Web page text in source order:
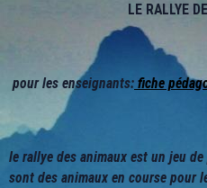
LE RALLYE
pour les enseignants: fiche
le rallye des animaux est un jeu
sont des animaux en course pour